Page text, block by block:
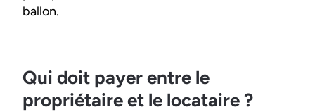
ballon.
Qui doit payer entre le
propriétaire et le locataire ?